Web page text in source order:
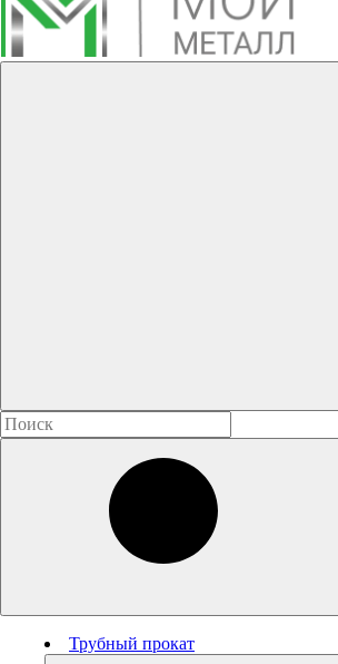
Трубный прокат